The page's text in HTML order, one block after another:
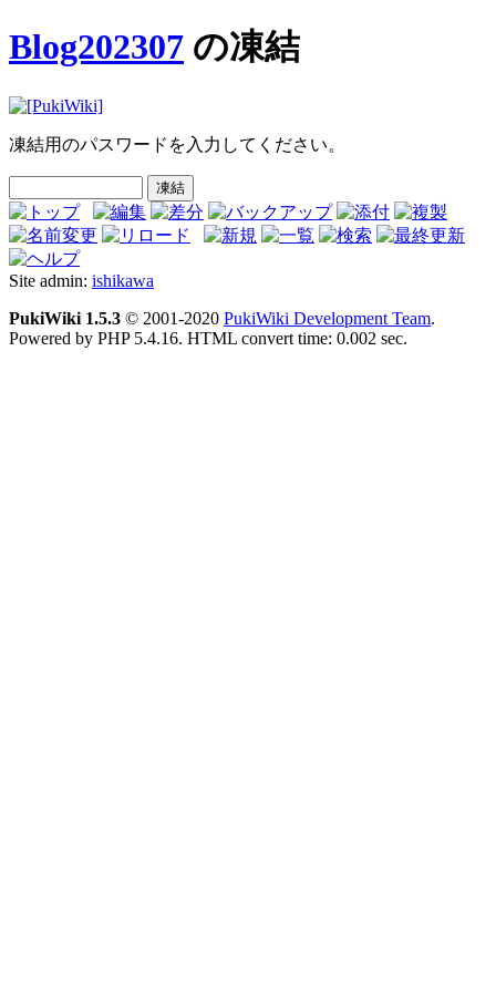
Blog202307 の凍結
凍結用のパスワードを入力してください。
Site admin: ishikawa
PukiWiki 1.5.3 © 2001-2020 PukiWiki Development Team.
Powered by PHP 5.4.16. HTML convert time: 0.002 sec.